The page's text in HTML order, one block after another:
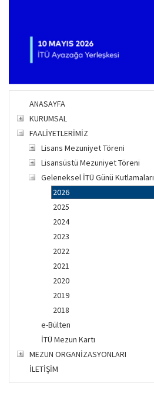
ANASAYFA
KURUMSAL
FAALİYETLERİMİZ
Lisans Mezuniyet Töreni
Lisansüstü Mezuniyet Töreni
Geleneksel İTÜ Günü Kutlamaları
2026
2025
2024
2023
2022
2021
2020
2019
2018
e-Bülten
İTÜ Mezun Kartı
MEZUN ORGANİZASYONLARI
İLETİŞİM